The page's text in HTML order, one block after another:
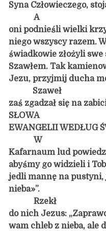
Syna Człowieczego,
A
oni podnieśli wielki
niego wszyscy razem.
świadkowie złożyli swe
Szawłem. Tak
Jezu, przyjmij ducha
Szaweł
zaś zgadzał się na
SŁOWA
EWANGELII WEDŁUG
W
Kafarnaum lud
abyśmy go widzieli i
jedli mannę na pustyni,
nieba»”.
Rzekł
do nich Jezus:
wam chleb z nieba, ale